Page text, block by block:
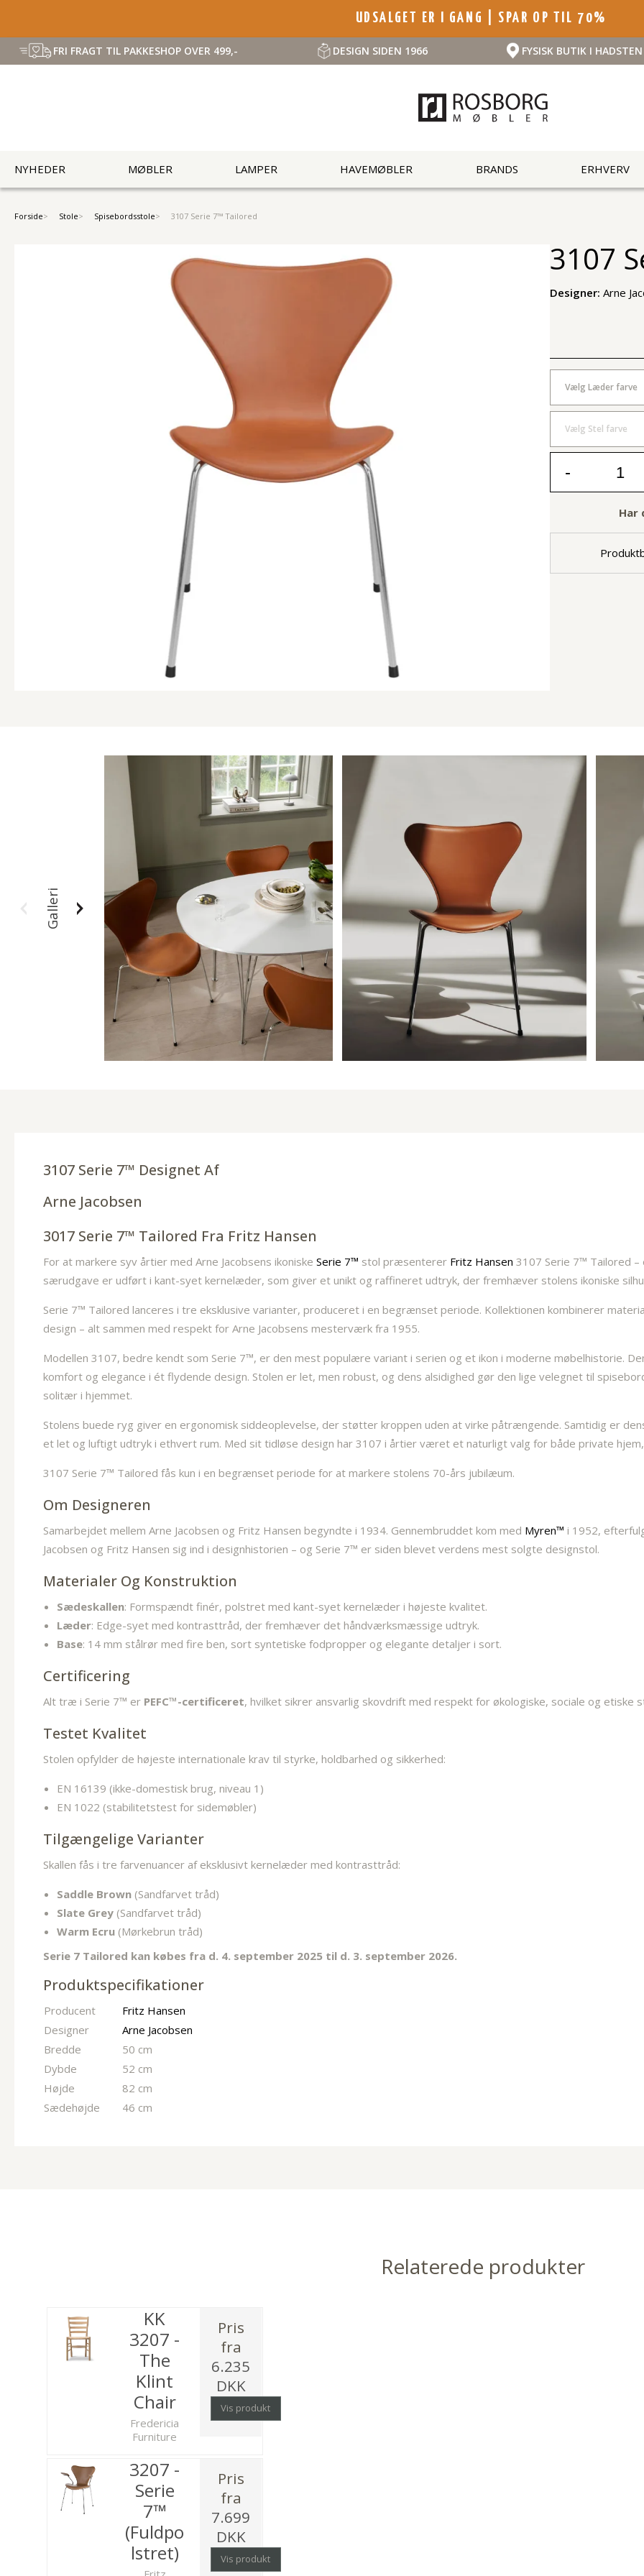
UDSALGET ER I GANG | SPAR OP TIL 70%
FRI FRAGT TIL PAKKESHOP OVER 499,- DESIGN SIDEN 1966 FYSISK BUTIK I HADSTEN
NYHEDER MØBLER LAMPER HAVEMØBLER BRANDS ERHVERV
Forside Stole Spisebordsstole 3107 Serie 7™ Tailored
3107
Designer:Arne
Vælg Læder farve
Vælg Stel farve
-
Har
Galleri
3107 Serie 7™ Designet Af
Arne Jacobsen
3017 Serie 7™ Tailored Fra Fritz Hansen
For at markere syv årtier med Arne Jacobsens ikoniske Serie 7™ stol præsenterer Fritz Hansen 3107 Serie 7™ Tailored
særudgave er udført i kant-syet kernelæder, som giver et unikt og raffineret udtryk, der fremhæver stolens ikoniske
Serie 7™ Tailored lanceres i tre eksklusive varianter, produceret i en begrænset periode. Kollektionen kombinerer
design – alt sammen med respekt for Arne Jacobsens mesterværk fra 1955.
Modellen 3107, bedre kendt som Serie 7™, er den mest populære variant i serien og et ikon i moderne møbelhistorie.
komfort og elegance i ét flydende design. Stolen er let, men robust, og dens alsidighed gør den lige velegnet til
solitær i hjemmet.
Stolens buede ryg giver en ergonomisk siddeoplevelse, der støtter kroppen uden at virke påtrængende. Samtidig er
et let og luftigt udtryk i ethvert rum. Med sit tidløse design har 3107 i årtier været et naturligt valg for både private
3107 Serie 7™ Tailored fås kun i en begrænset periode for at markere stolens 70-års jubilæum.
Om Designeren
Samarbejdet mellem Arne Jacobsen og Fritz Hansen begyndte i 1934. Gennembruddet kom med Myren™ i 1952,
Jacobsen og Fritz Hansen sig ind i designhistorien – og Serie 7™ er siden blevet verdens mest solgte designstol.
Materialer Og Konstruktion
Sædeskallen: Formspændt finér, polstret med kant-syet kernelæder i højeste kvalitet.
Læder: Edge-syet med kontrasttråd, der fremhæver det håndværksmæssige udtryk.
Base: 14 mm stålrør med fire ben, sort syntetiske fodpropper og elegante detaljer i sort.
Certificering
Alt træ i Serie 7™ er PEFC™-certificeret, hvilket sikrer ansvarlig skovdrift med respekt for økologiske, sociale og etiske
Testet Kvalitet
Stolen opfylder de højeste internationale krav til styrke, holdbarhed og sikkerhed:
EN 16139 (ikke-domestisk brug, niveau 1)
EN 1022 (stabilitetstest for sidemøbler)
Tilgængelige Varianter
Skallen fås i tre farvenuancer af eksklusivt kernelæder med kontrasttråd:
Saddle Brown(Sandfarvet tråd)
Slate Grey(Sandfarvet tråd)
Warm Ecru(Mørkebrun tråd)
Serie 7 Tailored kan købes fra d. 4. september 2025 til d. 3. september 2026.
Produktspecifikationer
Producent
Fritz Hansen
Designer
Arne Jacobsen
Bredde
50 cm
Dybde
52 cm
Højde
82 cm
Sædehøjde
46 cm
Relaterede produkter
KK
3207 -
The
Klint
Chair
Fredericia
Furniture
Pris
fra
6.235
DKK
Vis produkt
3207 -
Serie
7™
(Fuldpo
lstret)
Pris
fra
7.699
DKK
Vis produkt